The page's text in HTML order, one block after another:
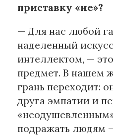
приставку «не»?
— Для нас любой
наделенный
интеллектом, —
предмет. В нашем
грань переходит:
друга эмпатии и
подражать людям